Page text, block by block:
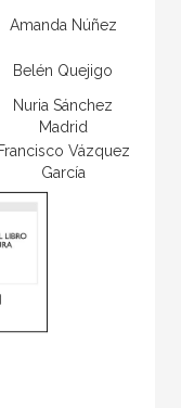
Amanda Núñez
Belén Quejigo
Nuria Sánchez
Madrid
Francisco Vázquez
García